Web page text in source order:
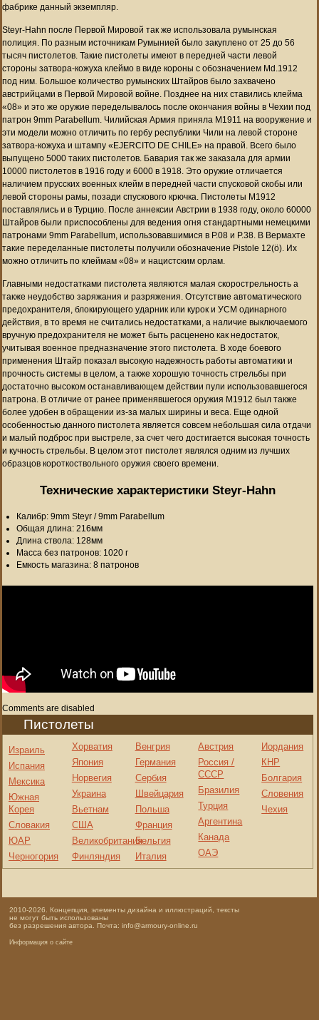
фабрике данный экземпляр.
Steyr-Hahn после Первой Мировой так же использовала румынская
полиция. По разным источникам Румынией было закуплено от 25 до 56
тысяч пистолетов. Такие пистолеты имеют в передней части левой
стороны затвора-кожуха клеймо в виде короны с обозначением Md.1912
под ним. Большое количество румынских Штайров было захвачено
австрийцами в Первой Мировой войне. Позднее на них ставились клейма
«08» и это же оружие переделывалось после окончания войны в Чехии под
патрон 9mm Parabellum. Чилийская Армия приняла M1911 на вооружение и
эти модели можно отличить по гербу республики Чили на левой стороне
затвора-кожуха и штампу «EJERCITO DE CHILE» на правой. Всего было
выпущено 5000 таких пистолетов. Бавария так же заказала для армии
10000 пистолетов в 1916 году и 6000 в 1918. Это оружие отличается
наличием прусских военных клейм в передней части спусковой скобы или
левой стороны рамы, позади спускового крючка. Пистолеты M1912
поставлялись и в Турцию. После аннексии Австрии в 1938 году, около 60000
Штайров были приспособлены для ведения огня стандартными немецкими
патронами 9mm Parabellum, использовавшимися в P.08 и P.38. В Вермахте
такие переделанные пистолеты получили обозначение Pistole 12(ö). Их
можно отличить по клеймам «08» и нацистским орлам.
Главными недостатками пистолета являются малая скорострельность а
также неудобство заряжания и разряжения. Отсутствие автоматического
предохранителя, блокирующего ударник или курок и УСМ одинарного
действия, в то время не считались недостатками, а наличие выключаемого
вручную предохранителя не может быть расценено как недостаток,
учитывая военное предназначение этого пистолета. В ходе боевого
применения Штайр показал высокую надежность работы автоматики и
прочность системы в целом, а также хорошую точность стрельбы при
достаточно высоком останавливающем действии пули использовавшегося
патрона. В отличие от ранее применявшегося оружия M1912 был также
более удобен в обращении из-за малых ширины и веса. Еще одной
особенностью данного пистолета является совсем небольшая сила отдачи
и малый подброс при выстреле, за счет чего достигается высокая точность
и кучность стрельбы. В целом этот пистолет являлся одним из лучших
образцов короткоствольного оружия своего времени.
Технические характеристики Steyr-Hahn
Калибр: 9mm Steyr / 9mm Parabellum
Общая длина: 216мм
Длина ствола: 128мм
Масса без патронов: 1020 г
Емкость магазина: 8 патронов
Comments are disabled
Пистолеты
Израиль
Испания
Мексика
Южная
Корея
Словакия
ЮАР
Черногория
Хорватия
Япония
Норвегия
Украина
Вьетнам
США
Великобритания
Финляндия
Венгрия
Германия
Сербия
Швейцария
Польша
Франция
Бельгия
Италия
Австрия
Россия /
СССР
Бразилия
Турция
Аргентина
Канада
ОАЭ
Иордания
КНР
Болгария
Словения
Чехия
2010-2026. Концепция, элементы дизайна и иллюстраций, тексты
не могут быть использованы
без разрешения автора. Почта: info@armoury-online.ru
Информация о сайте